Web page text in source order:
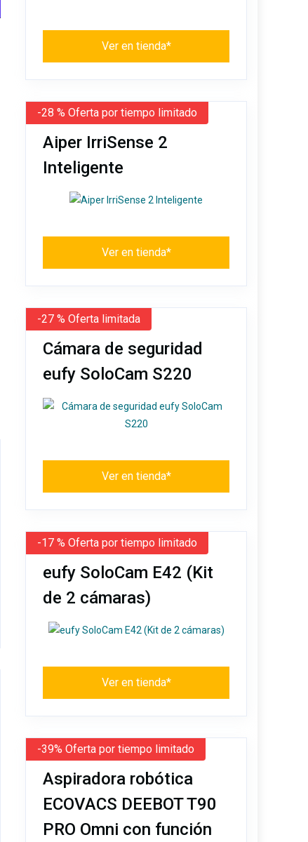
Ver en tienda*
-28 % Oferta por tiempo limitado
Aiper IrriSense 2
Inteligente
Ver en tienda*
-27 % Oferta limitada
Cámara de seguridad
eufy SoloCam S220
Ver en tienda*
-17 % Oferta por tiempo limitado
eufy SoloCam E42 (Kit
de 2 cámaras)
Ver en tienda*
-39% Oferta por tiempo limitado
Aspiradora robótica
ECOVACS DEEBOT T90
PRO Omni con función